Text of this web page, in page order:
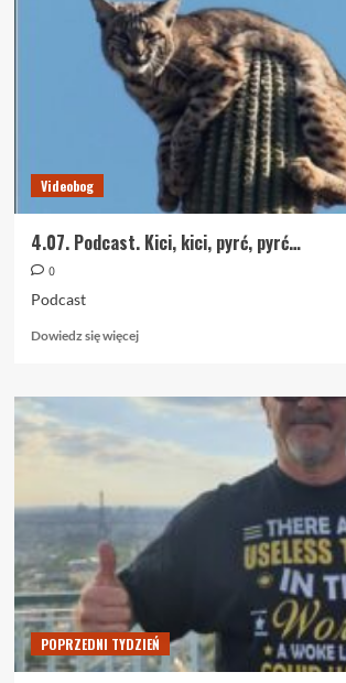
Videobog
4.07. Podcast. Kici, kici, pyrć, pyrć…
0
Podcast
Dowiedz się więcejDowiedz
o
4.07.
Podcast.
pyrć…
POPRZEDNI TYDZIEŃ